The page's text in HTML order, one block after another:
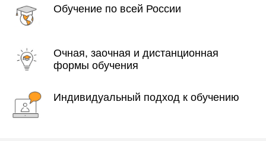
Обучение по всей России
Очная, заочная и дистанционная
формы обучения
Индивидуальный подход к обучению